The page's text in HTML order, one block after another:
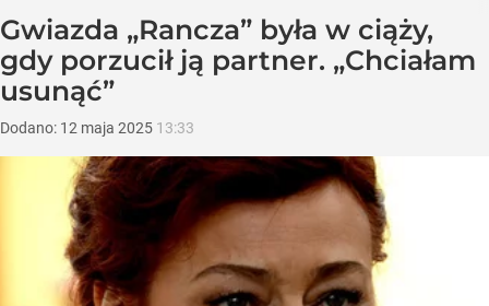
Gwiazda „Rancza” była w ciąży,
gdy porzucił ją partner. „Chciałam
usunąć”
Dodano: 12 maja 2025 13:33